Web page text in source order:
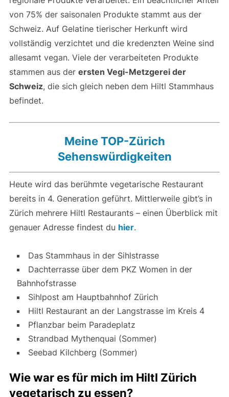
von 75% der saisonalen Produkte stammt aus der
Schweiz. Auf Gelatine tierischer Herkunft wird
vollständig verzichtet und die kredenzten Weine sind
allesamt vegan. Viele der verarbeiteten Produkte
stammen aus der ersten Vegi-Metzgerei der
Schweiz, die sich gleich neben dem Hiltl Stammhaus
befindet.
Meine TOP-Zürich
Sehenswürdigkeiten
Heute wird das berühmte vegetarische Restaurant
bereits in 4. Generation geführt. Mittlerweile gibt’s in
Zürich mehrere Hiltl Restaurants – einen Überblick mit
genauer Adresse findest du hier.
Das Stammhaus in der Sihlstrasse
Dachterrasse über dem PKZ Women in der
Bahnhofstrasse
Sihlpost am Hauptbahnhof Zürich
Hiltl Restaurant an der Langstrasse im Kreis 4
Pflanzbar beim Paradeplatz
Strandbad Mythenquai (Sommer)
Seebad Kilchberg (Sommer)
Wie war es für mich im Hiltl Zürich
vegetarisch zu essen?